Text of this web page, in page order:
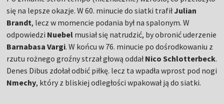
się na lepsze okazje. W 60. minucie do siatki trafiłJulian
Brandt, lecz w momencie podania był na spalonym. W
odpowiedzi Nuebel musiał się natrudzić, by obronić uderzenie
Barnabasa Vargi. W końcu w 76. minucie po dośrodkowaniu z
rzutu rożnego groźny strzał głową oddałNico Schlotterbeck.
Denes Dibus zdołał odbić piłkę. lecz ta wpadła wprost pod nogi
Nmechy, który z bliskiej odległości wpakował ją do siatki.